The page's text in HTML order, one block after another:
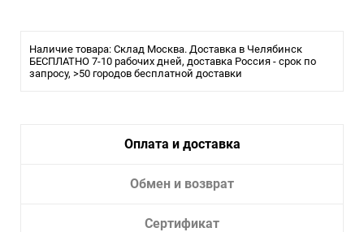
Наличие товара: Склад Москва. Доставка в Челябинск
БЕСПЛАТНО 7-10 рабочих дней, доставка Россия - срок по
запросу, >50 городов бесплатной доставки
Оплата и доставка
Обмен и возврат
Сертификат